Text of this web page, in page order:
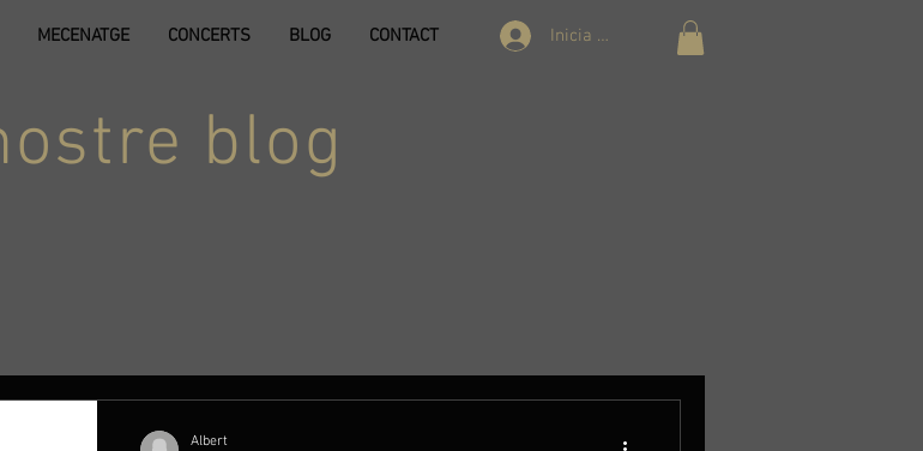
MECENATGE CONCERTS BLOG CONTACT Inicia la sessió
blog
Albert